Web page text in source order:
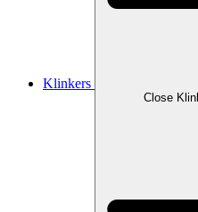
Klinkers
Close